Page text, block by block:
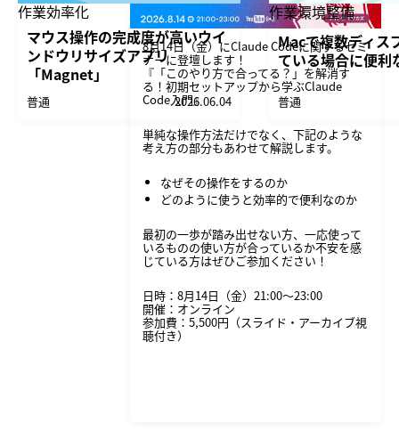
作業効率化
マウス操作の完成度が高いウイ
ンドウリサイズアプリ
「Magnet」
普通 2026.06.04
作業環境整備
Macで複数ディス
ている場合に便利
普通
8月14日（金）にClaude Codeに関するセミ
ナーに登壇します！
『「このやり方で合ってる？」を解消す
る！初期セットアップから学ぶClaude
Code入門』
単純な操作方法だけでなく、下記のような
考え方の部分もあわせて解説します。
なぜその操作をするのか
どのように使うと効率的で便利なのか
最初の一歩が踏み出せない方、一応使って
いるものの使い方が合っているか不安を感
じている方はぜひご参加ください！
日時：8月14日（金）21:00〜23:00
開催：オンライン
参加費：5,500円（スライド・アーカイブ視
聴付き）